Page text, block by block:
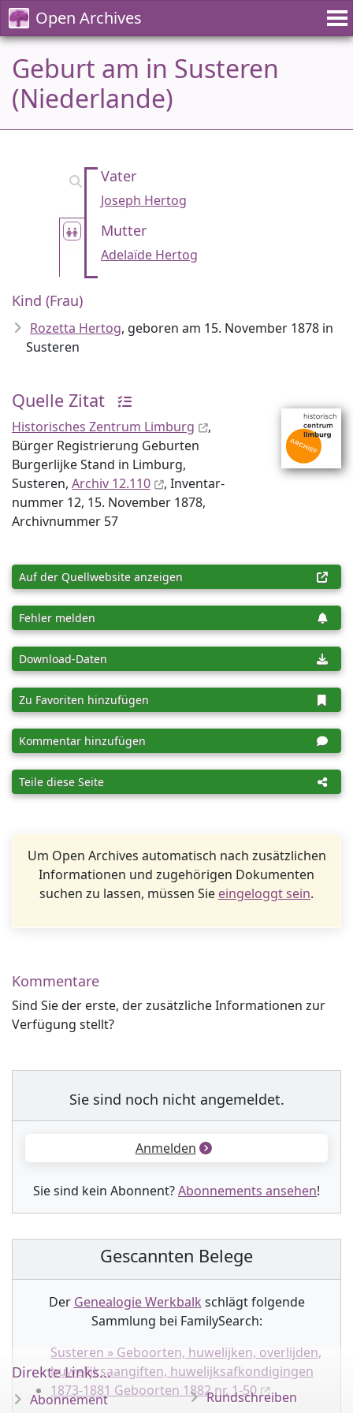
Open Archives
Geburt am in Susteren
(Niederlande)
Vater
Joseph Hertog
Mutter
Adelaïde Hertog
Kind (Frau)
Rozetta Hertog, geboren am 15. November 1878 in
Susteren
Quelle Zitat
Historisches Zentrum Limburg
,
Bürger Registrierung Geburten
Burgerlijke Stand in Limburg,
Susteren, Archiv 12.110
, Inventar­
nummer 12, 15. November 1878,
Archiv­nummer 57
Auf der Quellwebsite anzeigen
Fehler melden
Download-Daten
Zu Favoriten hinzufügen
Kommentar hinzufügen
Teile diese Seite
Um Open Archives automatisch nach zusätzlichen
Informationen und zugehörigen Dokumenten
suchen zu lassen, müssen Sie eingeloggt sein.
Kommentare
Sind Sie der erste, der zusätzliche Informationen zur
Verfügung stellt?
Sie sind noch nicht angemeldet.
Anmelden
Sie sind kein Abonnent?Abonnements ansehen!
Gescannten Belege
Der Genealogie Werkbalk schlägt folgende
Sammlung bei FamilySearch:
Susteren » Geboorten, huwelijken, overlijden,
huwelijksaangiften, huwelijksafkondigingen
1873-1881 Geboorten 1882 nr. 1-50
Direkte Links...
Abonnement Rundschreiben